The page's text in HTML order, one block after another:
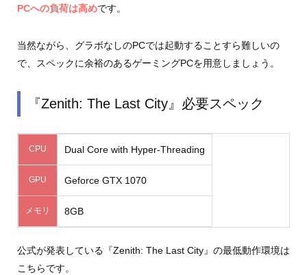
PCへの負荷は高めです。
当然ながら、グラボなしのPCでは起動することすら難しいの
で、スペックに余裕のあるゲーミングPCを用意しましょう。
『Zenith: The Last City』必要スペック
CPU Dual Core with Hyper-Threading
GPU Geforce GTX 1070
メモリ 8GB
公式が発表している『Zenith: The Last City』の最低動作環境は
こちらです。